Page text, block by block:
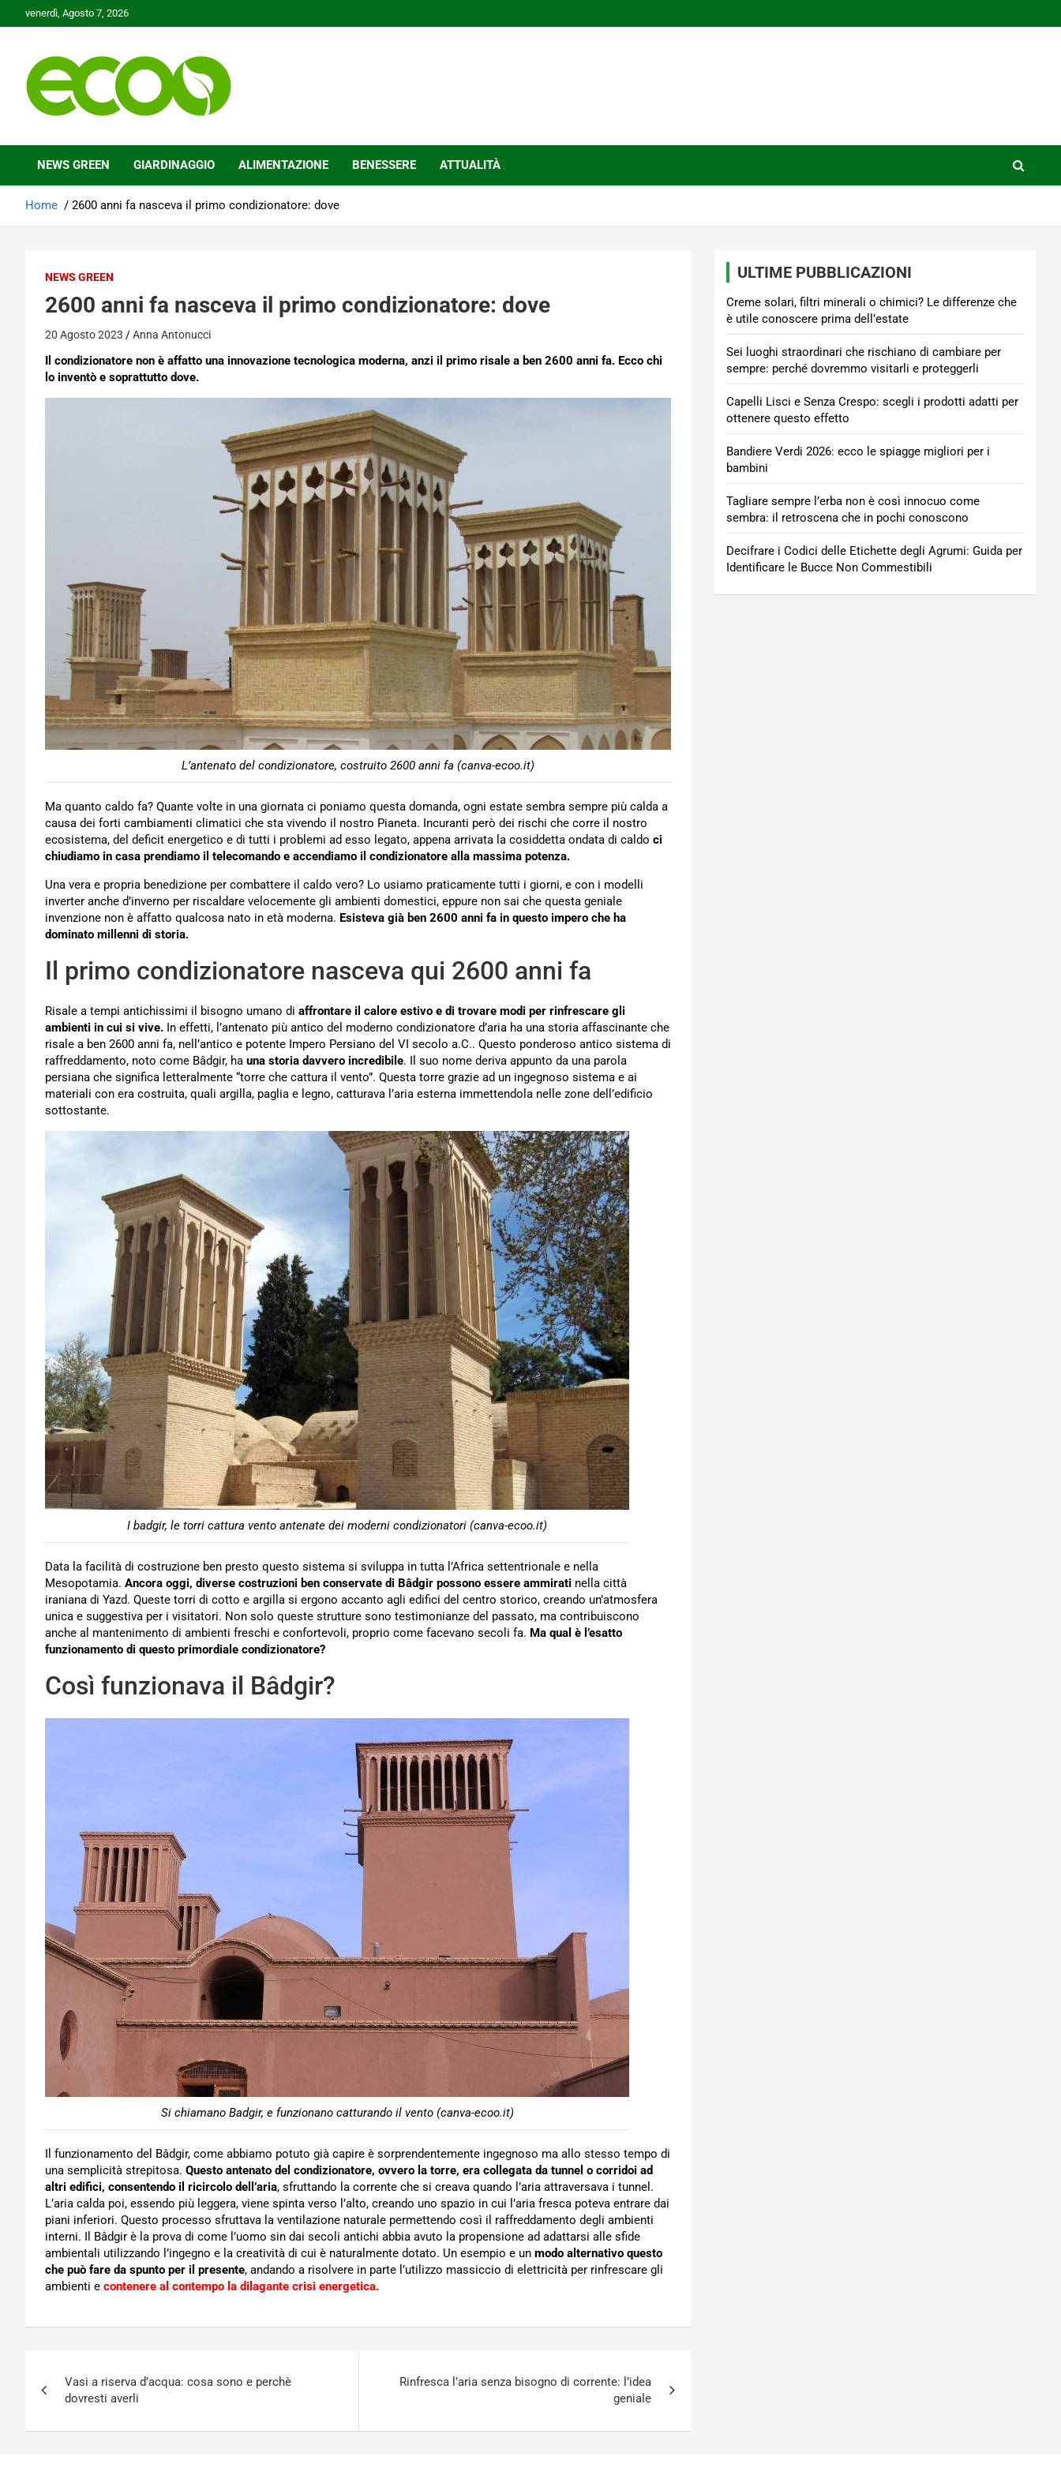
to
venerdì, Agosto 7, 2026
Ecoo.it
NEWS GREEN GIARDINAGGIO ALIMENTAZIONE BENESSERE ATTUALITÀ
Home 2600 anni fa nasceva il primo condizionatore: dove
NEWS GREEN
2600 anni fa nasceva il primo condizionatore: dove
20 Agosto 2023 Anna Antonucci
Il condizionatore non è affatto una innovazione tecnologica moderna, anzi il primo risale a ben 2600 anni fa. Ecco chi
lo inventò e soprattutto dove.
L’antenato del condizionatore, costruito 2600 anni fa (canva-ecoo.it)
Ma quanto caldo fa? Quante volte in una giornata ci poniamo questa domanda, ogni estate sembra sempre più calda a
causa dei forti cambiamenti climatici che sta vivendo il nostro Pianeta. Incuranti però dei rischi che corre il nostro
ecosistema, del deficit energetico e di tutti i problemi ad esso legato, appena arrivata la cosiddetta ondata di caldo ci
chiudiamo in casa prendiamo il telecomando e accendiamo il condizionatore alla massima potenza.
Una vera e propria benedizione per combattere il caldo vero? Lo usiamo praticamente tutti i giorni, e con i modelli
inverter anche d’inverno per riscaldare velocemente gli ambienti domestici, eppure non sai che questa geniale
invenzione non è affatto qualcosa nato in età moderna. Esisteva già ben 2600 anni fa in questo impero che ha
dominato millenni di storia.
Il primo condizionatore nasceva qui 2600 anni fa
Risale a tempi antichissimi il bisogno umano di affrontare il calore estivo e di trovare modi per rinfrescare gli
ambienti in cui si vive. In effetti, l’antenato più antico del moderno condizionatore d’aria ha una storia affascinante che
risale a ben 2600 anni fa, nell’antico e potente Impero Persiano del VI secolo a.C.. Questo ponderoso antico sistema di
raffreddamento, noto come Bâdgir, ha una storia davvero incredibile. Il suo nome deriva appunto da una parola
persiana che significa letteralmente “torre che cattura il vento”. Questa torre grazie ad un ingegnoso sistema e ai
materiali con era costruita, quali argilla, paglia e legno, catturava l’aria esterna immettendola nelle zone dell’edificio
sottostante.
I badgir, le torri cattura vento antenate dei moderni condizionatori (canva-ecoo.it)
Data la facilità di costruzione ben presto questo sistema si sviluppa in tutta l’Africa settentrionale e nella
Mesopotamia. Ancora oggi, diverse costruzioni ben conservate di Bâdgir possono essere ammirati nella città
iraniana di Yazd. Queste torri di cotto e argilla si ergono accanto agli edifici del centro storico, creando un’atmosfera
unica e suggestiva per i visitatori. Non solo queste strutture sono testimonianze del passato, ma contribuiscono
anche al mantenimento di ambienti freschi e confortevoli, proprio come facevano secoli fa. Ma qual è l’esatto
funzionamento di questo primordiale condizionatore?
Così funzionava il Bâdgir?
Si chiamano Badgir, e funzionano catturando il vento (canva-ecoo.it)
Il funzionamento del Bâdgir, come abbiamo potuto già capire è sorprendentemente ingegnoso ma allo stesso tempo di
una semplicità strepitosa. Questo antenato del condizionatore, ovvero la torre, era collegata da tunnel o corridoi ad
altri edifici, consentendo il ricircolo dell’aria, sfruttando la corrente che si creava quando l’aria attraversava i tunnel.
L’aria calda poi, essendo più leggera, viene spinta verso l’alto, creando uno spazio in cui l’aria fresca poteva entrare dai
piani inferiori. Questo processo sfruttava la ventilazione naturale permettendo così il raffreddamento degli ambienti
interni. Il Bâdgir è la prova di come l’uomo sin dai secoli antichi abbia avuto la propensione ad adattarsi alle sfide
ambientali utilizzando l’ingegno e la creatività di cui è naturalmente dotato. Un esempio e un modo alternativo questo
che può fare da spunto per il presente, andando a risolvere in parte l’utilizzo massiccio di elettricità per rinfrescare gli
ambienti e contenere al contempo la dilagante crisi energetica.
articoli
Vasi a riserva d’acqua: cosa sono e perchè
dovresti averli
Rinfresca l’aria senza bisogno di corrente: l’idea
geniale
ULTIME PUBBLICAZIONI
Creme solari, filtri minerali o chimici? Le differenze che
è utile conoscere prima dell’estate
Sei luoghi straordinari che rischiano di cambiare per
sempre: perché dovremmo visitarli e proteggerli
Capelli Lisci e Senza Crespo: scegli i prodotti adatti per
ottenere questo effetto
Bandiere Verdi 2026: ecco le spiagge migliori per i
bambini
Tagliare sempre l’erba non è così innocuo come
sembra: il retroscena che in pochi conoscono
Decifrare i Codici delle Etichette degli Agrumi: Guida per
Identificare le Bucce Non Commestibili